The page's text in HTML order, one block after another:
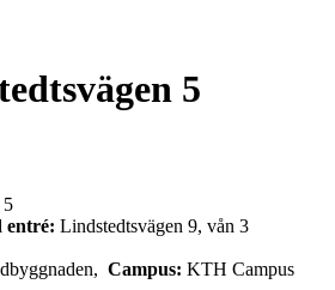
5
5
entré: Lindstedtsvägen 9, vån 3
Campus: KTH Campus